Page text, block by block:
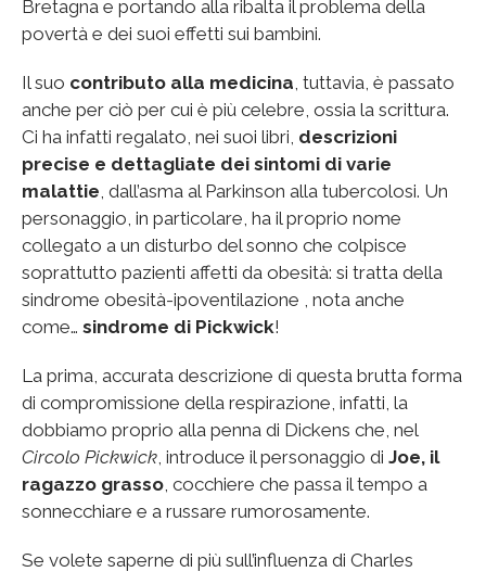
Bretagna e portando alla ribalta il problema della
povertà e dei suoi effetti sui bambini.
Il suo contributo alla medicina , tuttavia, è passato
anche per ciò per cui è più celebre, ossia la scrittura.
Ci ha infatti regalato, nei suoi libri, descrizioni
precise e dettagliate dei sintomi di varie
malattie , dall’asma al Parkinson alla tubercolosi. Un
personaggio, in particolare, ha il proprio nome
collegato a un disturbo del sonno che colpisce
soprattutto pazienti affetti da obesità: si tratta della
sindrome obesità-ipoventilazione , nota anche
come… sindrome di Pickwick!
La prima, accurata descrizione di questa brutta forma
di compromissione della respirazione, infatti, la
dobbiamo proprio alla penna di Dickens che, nel
Circolo Pickwick , introduce il personaggio di Joe, il
ragazzo grasso , cocchiere che passa il tempo a
sonnecchiare e a russare rumorosamente.
Se volete saperne di più sull’influenza di Charles